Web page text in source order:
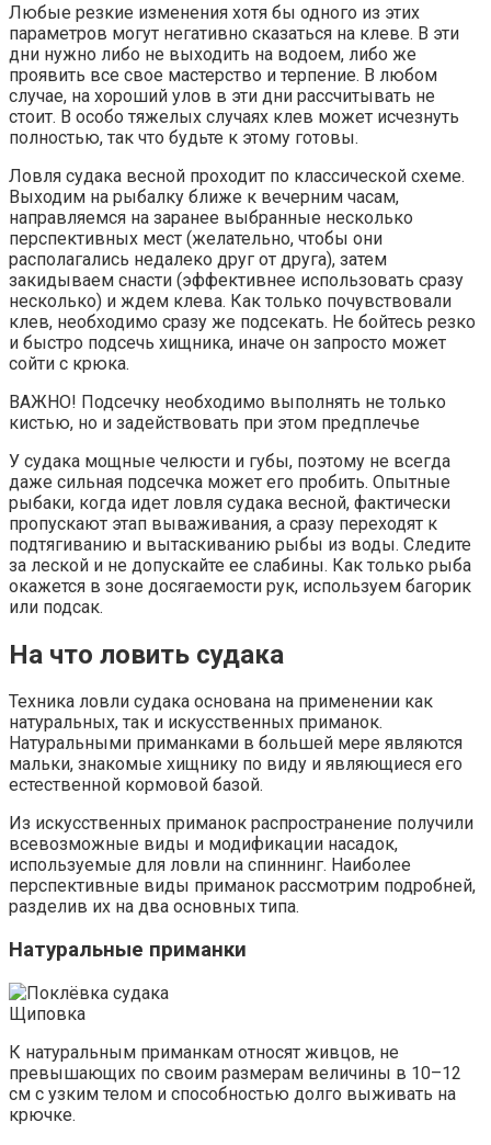
Любые резкие изменения хотя бы одного из этих
параметров могут негативно сказаться на клеве. В эти
дни нужно либо не выходить на водоем, либо же
проявить все свое мастерство и терпение. В любом
случае, на хороший улов в эти дни рассчитывать не
стоит. В особо тяжелых случаях клев может исчезнуть
полностью, так что будьте к этому готовы.
Ловля судака весной проходит по классической схеме.
Выходим на рыбалку ближе к вечерним часам,
направляемся на заранее выбранные несколько
перспективных мест (желательно, чтобы они
располагались недалеко друг от друга), затем
закидываем снасти (эффективнее использовать сразу
несколько) и ждем клева. Как только почувствовали
клев, необходимо сразу же подсекать. Не бойтесь резко
и быстро подсечь хищника, иначе он запросто может
сойти с крюка.
ВАЖНО! Подсечку необходимо выполнять не только
кистью, но и задействовать при этом предплечье
У судака мощные челюсти и губы, поэтому не всегда
даже сильная подсечка может его пробить. Опытные
рыбаки, когда идет ловля судака весной, фактически
пропускают этап вываживания, а сразу переходят к
подтягиванию и вытаскиванию рыбы из воды. Следите
за леской и не допускайте ее слабины. Как только рыба
окажется в зоне досягаемости рук, используем багорик
или подсак.
На что ловить судака
Техника ловли судака основана на применении как
натуральных, так и искусственных приманок.
Натуральными приманками в большей мере являются
мальки, знакомые хищнику по виду и являющиеся его
естественной кормовой базой.
Из искусственных приманок распространение получили
всевозможные виды и модификации насадок,
используемые для ловли на спиннинг. Наиболее
перспективные виды приманок рассмотрим подробней,
разделив их на два основных типа.
Натуральные приманки
Щиповка
К натуральным приманкам относят живцов, не
превышающих по своим размерам величины в 10–12
см с узким телом и способностью долго выживать на
крючке.